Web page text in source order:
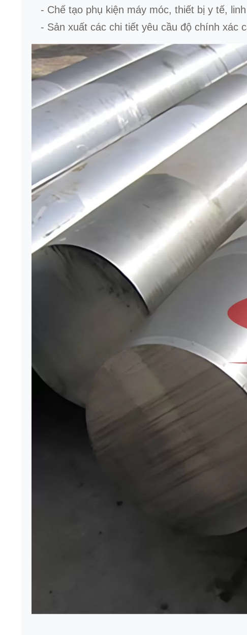
- Chế tạo phụ kiện máy móc, thiết bị y tế,
- Sản xuất các chi tiết yêu cầu độ chính xác